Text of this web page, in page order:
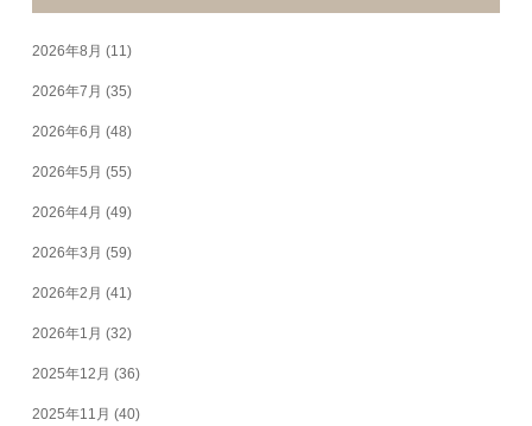
2026年8月 (11)
2026年7月 (35)
2026年6月 (48)
2026年5月 (55)
2026年4月 (49)
2026年3月 (59)
2026年2月 (41)
2026年1月 (32)
2025年12月 (36)
2025年11月 (40)